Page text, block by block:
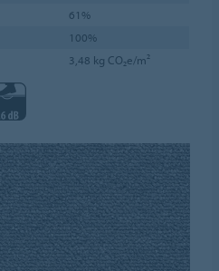
61%
100%
3,48 kg CO₂e/m²